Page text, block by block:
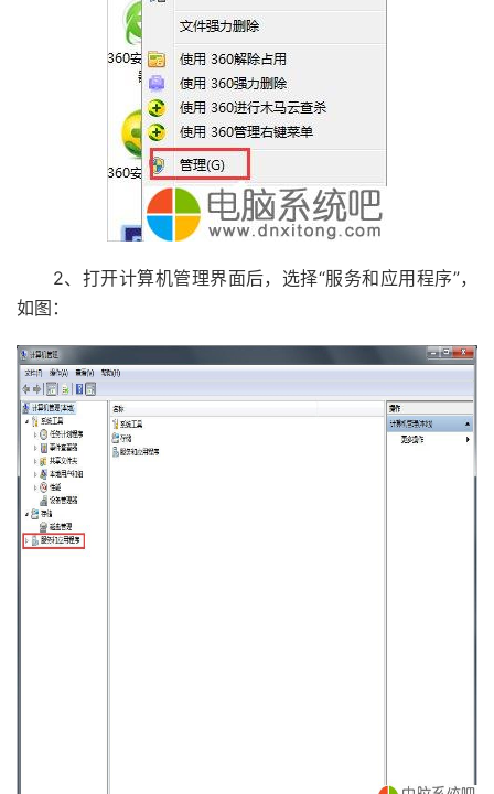
2、打开计算机管理界面后，选择“服务和应用程序”，
如图：